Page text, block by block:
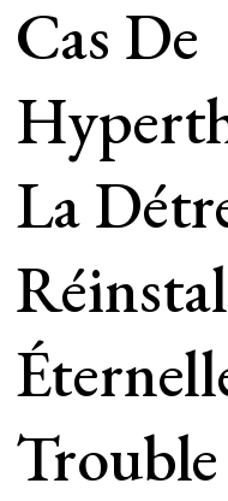
Cas De
La
Trouble